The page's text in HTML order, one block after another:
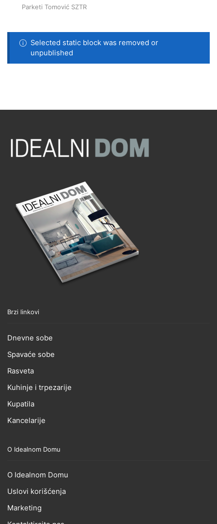
Parketi Tomović SZTR
Selected static block was removed or
unpublished
Brzi linkovi
Dnevne sobe
Spavaće sobe
Rasveta
Kuhinje i trpezarije
Kupatila
Kancelarije
O Idealnom Domu
O Idealnom Domu
Uslovi korišćenja
Marketing